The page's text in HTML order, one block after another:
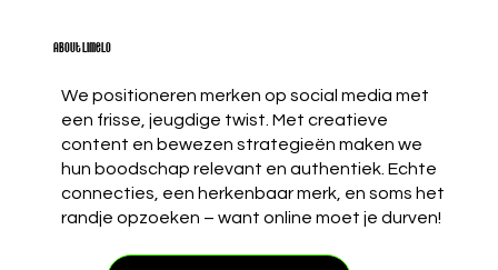
About Limelo
We positioneren merken op social media met
een frisse, jeugdige twist. Met creatieve
content en bewezen strategieën maken we
hun boodschap relevant en authentiek. Echte
connecties, een herkenbaar merk, en soms het
randje opzoeken – want online moet je durven!